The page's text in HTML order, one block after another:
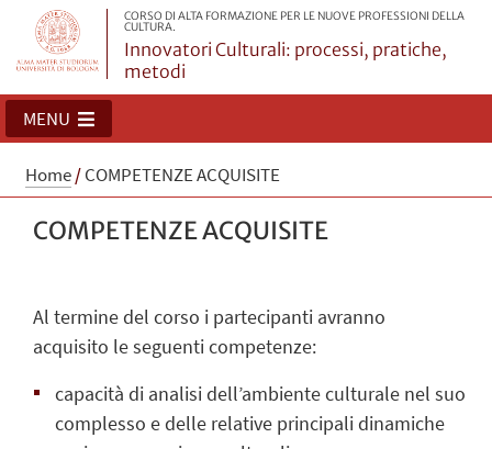
CORSO DI ALTA FORMAZIONE PER LE NUOVE PROFESSIONI DELLA
CULTURA.
Innovatori Culturali: processi, pratiche,
metodi
MENU
Home/COMPETENZE ACQUISITE
COMPETENZE ACQUISITE
Al termine del corso i partecipanti avranno
acquisito le seguenti competenze:
capacità di analisi dell’ambiente culturale nel suo
complesso e delle relative principali dinamiche